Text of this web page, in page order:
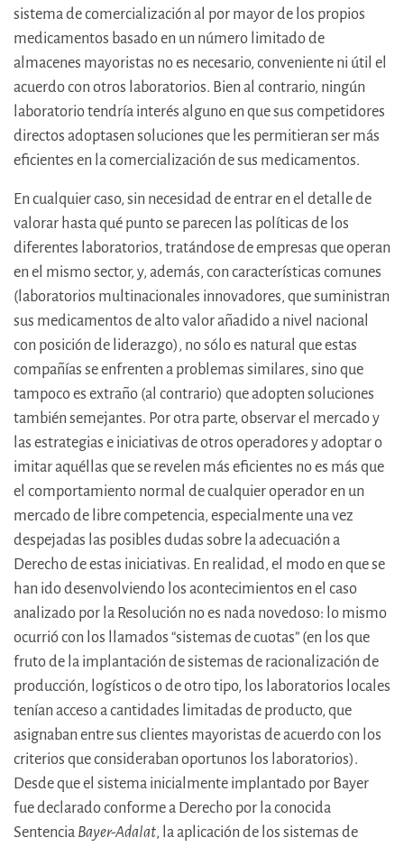
sistema de comercialización al por mayor de los propios
medicamentos basado en un número limitado de
almacenes mayoristas no es necesario, conveniente ni útil el
acuerdo con otros laboratorios. Bien al contrario, ningún
laboratorio tendría interés alguno en que sus competidores
directos adoptasen soluciones que les permitieran ser más
eficientes en la comercialización de sus medicamentos.
En cualquier caso, sin necesidad de entrar en el detalle de
valorar hasta qué punto se parecen las políticas de los
diferentes laboratorios, tratándose de empresas que operan
en el mismo sector, y, además, con características comunes
(laboratorios multinacionales innovadores, que suministran
sus medicamentos de alto valor añadido a nivel nacional
con posición de liderazgo), no sólo es natural que estas
compañías se enfrenten a problemas similares, sino que
tampoco es extraño (al contrario) que adopten soluciones
también semejantes. Por otra parte, observar el mercado y
las estrategias e iniciativas de otros operadores y adoptar o
imitar aquéllas que se revelen más eficientes no es más que
el comportamiento normal de cualquier operador en un
mercado de libre competencia, especialmente una vez
despejadas las posibles dudas sobre la adecuación a
Derecho de estas iniciativas. En realidad, el modo en que se
han ido desenvolviendo los acontecimientos en el caso
analizado por la Resolución no es nada novedoso: lo mismo
ocurrió con los llamados “sistemas de cuotas” (en los que
fruto de la implantación de sistemas de racionalización de
producción, logísticos o de otro tipo, los laboratorios locales
tenían acceso a cantidades limitadas de producto, que
asignaban entre sus clientes mayoristas de acuerdo con los
criterios que consideraban oportunos los laboratorios).
Desde que el sistema inicialmente implantado por Bayer
fue declarado conforme a Derecho por la conocida
Sentencia Bayer-Adalat, la aplicación de los sistemas de